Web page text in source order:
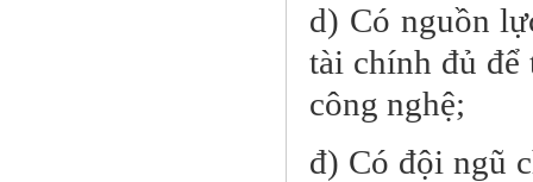
d) Có nguồn
tài chính đủ để
công nghệ;
đ) Có đội ngũ